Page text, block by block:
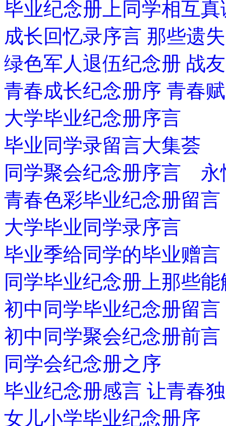
毕业纪念册上同学相互真
成长回忆录序言 那些遗
绿色军人退伍纪念册 战
青春成长纪念册序 青春赋
大学毕业纪念册序言
毕业同学录留言大集荟
同学聚会纪念册序言 永
青春色彩毕业纪念册留言
大学毕业同学录序言
毕业季给同学的毕业赠言
同学毕业纪念册上那些
初中同学毕业纪念册留言
初中同学聚会纪念册前言
同学会纪念册之序
毕业纪念册感言 让青春
女儿小学毕业纪念册序